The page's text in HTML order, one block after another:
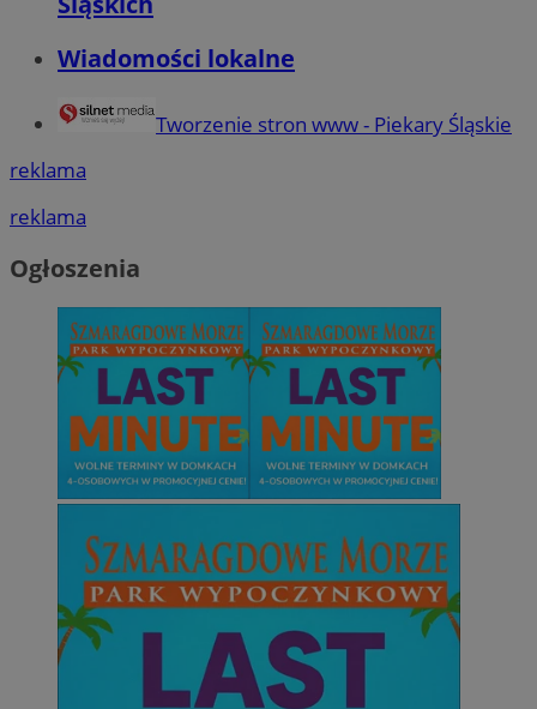
Wiadomości lokalne
Tworzenie stron www - Piekary Śląskie
reklama
reklama
Ogłoszenia